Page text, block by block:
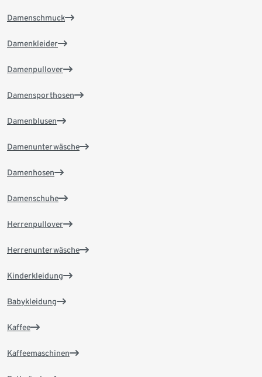
Damenschmuck
Damenkleider
Damenpullover
Damensporthosen
Damenblusen
Damenunterwäsche
Damenhosen
Damenschuhe
Herrenpullover
Herrenunterwäsche
Kinderkleidung
Babykleidung
Kaffee
Kaffeemaschinen